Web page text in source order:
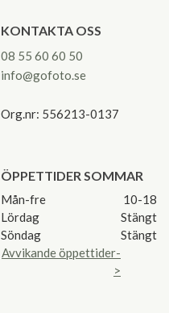
KONTAKTA OSS
08 55 60 60 50
info@gofoto.se
Org.nr: 556213-0137
ÖPPETTIDER SOMMAR
Mån-fre
10-18
Lördag
Stängt
Söndag
Stängt
Avvikande öppettider-
>